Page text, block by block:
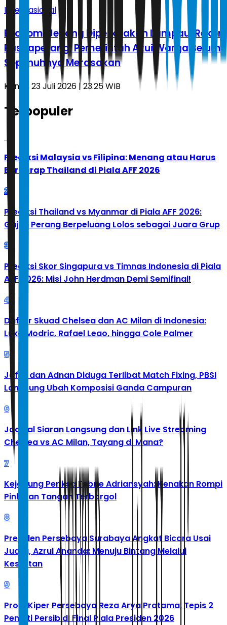
Internasional
Ekonomi Jepang Diperkirakan Lampaui Rekor
Pascaperang, Pemerintah Akui Warga Belum
Sepenuhnya Merasakan
Kamis, 23 Juli 2026 | 23.25 WIB
Terpopuler
1
Prediksi Malaysia vs Filipina: Menang atau Harus
Berharap Thailand di Piala AFF 2026
2
Prediksi Thailand vs Myanmar di Piala AFF 2026:
Gajah Perang Berpeluang Lolos sebagai Juara Grup
3
Prediksi Skor Singapura vs Timnas Indonesia di Piala
AFF 2026: Misi John Herdman Demi Semifinal!
4
Daftar Skuad Chelsea dan AC Milan di Indonesia:
Luka Modric, Rafael Leao, hingga Cole Palmer
5
Jafar dan Adnan Diduga Terlibat Match Fixing, PBSI
Langsung Ubah Komposisi Ganda Campuran
6
Jadwal Siaran Langsung dan Link Live Streaming
Chelsea vs AC Milan, Tayang di Mana?
7
Kejagung Periksa Febrie Adriansyah: Kenakan Rompi
Pink dan Tangan Terborgol
8
Presiden Persebaya Surabaya Angkat Bicara Usai
Juara, Azrul Ananda: Menuju Bintang Melalui
Kesulitan
9
Profil Kiper Persebaya Reza Arya Pratama, Tepis 2
Penalti Persib di Final Piala Presiden 2026